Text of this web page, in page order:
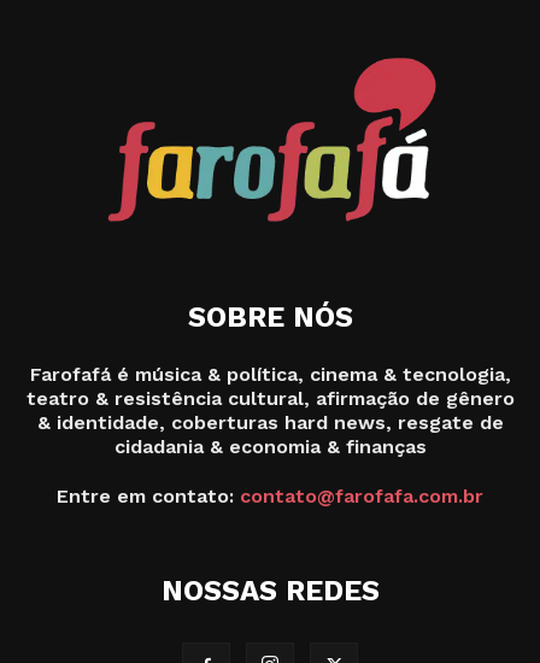
SOBRE NÓS
Farofafá é música & política, cinema & tecnologia,
teatro & resistência cultural, afirmação de gênero
& identidade, coberturas hard news, resgate de
cidadania & economia & finanças
Entre em contato: contato@farofafa.com.br
NOSSAS REDES